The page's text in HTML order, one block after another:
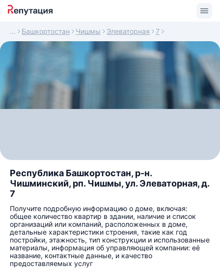
Башкортостан Чишмы Элеваторная 7
Республика Башкортостан, р-н.
Чишминский, рп. Чишмы, ул. Элеваторная, д.
7
Получите подробную информацию о доме, включая:
общее количество квартир в здании, наличие и список
организаций или компаний, расположенных в доме,
детальные характеристики строения, такие как год
постройки, этажность, тип конструкции и использованные
материалы, информация об управляющей компании: её
название, контактные данные, и качество
предоставляемых услуг